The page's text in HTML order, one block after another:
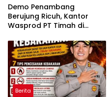
Demo Penambang
Berujung Ricuh, Kantor
Wasprod PT Timah di
Berita